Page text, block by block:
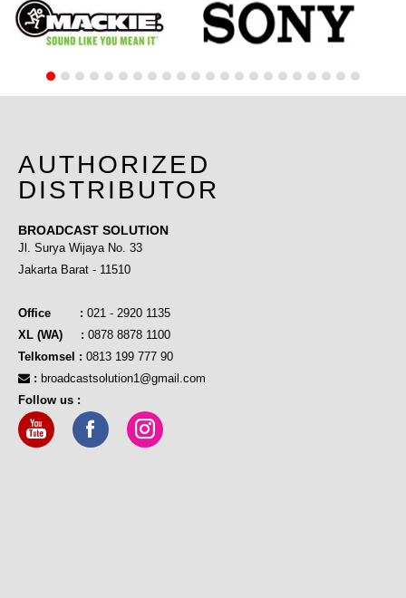
AUTHORIZED
DISTRIBUTOR
BROADCAST SOLUTION
Jl. Surya Wijaya No. 33
Jakarta Barat - 11510
Office : 021 - 2920 1135
XL (WA) : 0878 8878 1100
Telkomsel : 0813 199 777 90
: broadcastsolution1@gmail.com
Follow us :